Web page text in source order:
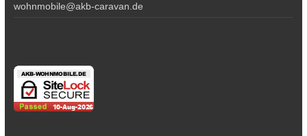
wohnmobile@akb-caravan.de